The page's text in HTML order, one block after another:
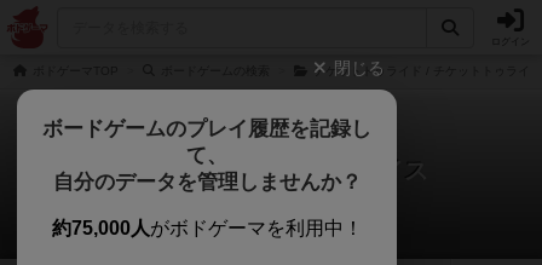
チケットトゥライド / チケットトゥライ
チケットトゥライド：スイス
拡張/関連作品 36件
閉じる
ボードゲームのプレイ履歴を記録し
て、
自分のデータを管理しませんか？
約75,000人がボドゲーマを利用中！